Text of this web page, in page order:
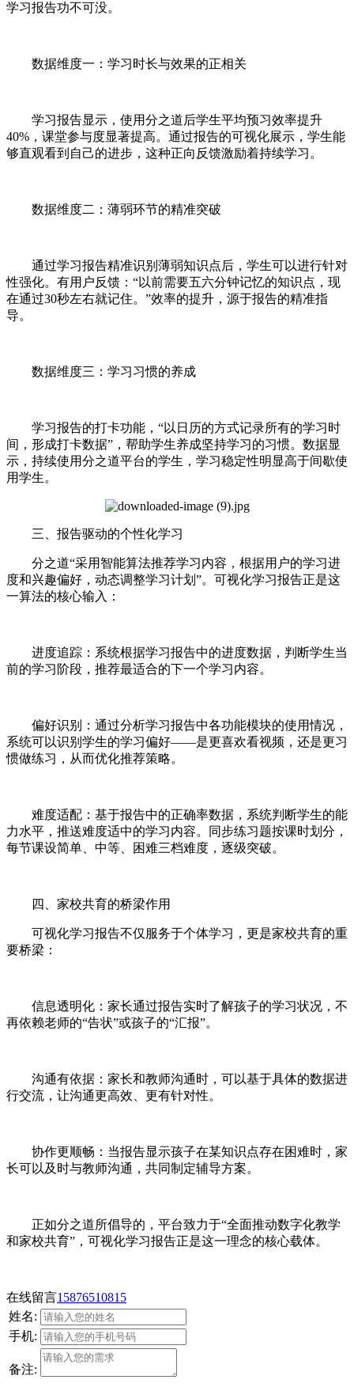
学习报告功不可没。
数据维度一：学习时长与效果的正相关
学习报告显示，使用分之道后学生平均预习效率提升
40%，课堂参与度显著提高。通过报告的可视化展示，学生能
够直观看到自己的进步，这种正向反馈激励着持续学习。
数据维度二：薄弱环节的精准突破
通过学习报告精准识别薄弱知识点后，学生可以进行针对
性强化。有用户反馈：“以前需要五六分钟记忆的知识点，现
在通过30秒左右就记住。”效率的提升，源于报告的精准指
导。
数据维度三：学习习惯的养成
学习报告的打卡功能，“以日历的方式记录所有的学习时
间，形成打卡数据”，帮助学生养成坚持学习的习惯。数据显
示，持续使用分之道平台的学生，学习稳定性明显高于间歇使
用学生。
三、报告驱动的个性化学习
分之道“采用智能算法推荐学习内容，根据用户的学习进
度和兴趣偏好，动态调整学习计划”。可视化学习报告正是这
一算法的核心输入：
进度追踪：系统根据学习报告中的进度数据，判断学生当
前的学习阶段，推荐最适合的下一个学习内容。
偏好识别：通过分析学习报告中各功能模块的使用情况，
系统可以识别学生的学习偏好——是更喜欢看视频，还是更习
惯做练习，从而优化推荐策略。
难度适配：基于报告中的正确率数据，系统判断学生的能
力水平，推送难度适中的学习内容。同步练习题按课时划分，
每节课设简单、中等、困难三档难度，逐级突破。
四、家校共育的桥梁作用
可视化学习报告不仅服务于个体学习，更是家校共育的重
要桥梁：
信息透明化：家长通过报告实时了解孩子的学习状况，不
再依赖老师的“告状”或孩子的“汇报”。
沟通有依据：家长和教师沟通时，可以基于具体的数据进
行交流，让沟通更高效、更有针对性。
协作更顺畅：当报告显示孩子在某知识点存在困难时，家
长可以及时与教师沟通，共同制定辅导方案。
正如分之道所倡导的，平台致力于“全面推动数字化教学
和家校共育”，可视化学习报告正是这一理念的核心载体。
在线留言15876510815
姓名:
手机:
备注: